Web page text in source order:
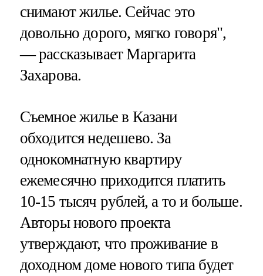
снимают жилье. Сейчас это
довольно дорого, мягко говоря",
— рассказывает Маргарита
Захарова.
Съемное жилье в Казани
обходится недешево. За
однокомнатную квартиру
ежемесячно приходится платить
10-15 тысяч рублей, а то и больше.
Авторы нового проекта
утверждают, что проживание в
доходном доме нового типа будет